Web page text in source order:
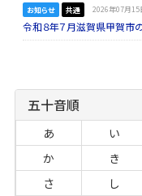
お知らせ 共通 2026年07月15
令和８年７月滋賀県甲賀市
五十音順
あ い
か
き
さ
し